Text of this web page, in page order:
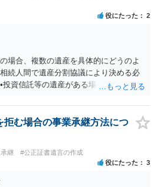
を受けた弁護士である場合には、兄の
りません。また、親族間で利害対立が
務や本人意思確認の観点から、委任状
示しないこともあり得ます。 公正証書
、生前にその存在や内容を誰に開示す
の意思による問題です。まずは、母親
」旨を明確に伝えてもらい、委任状の
て書面で回答を求めることが考えられ
には、母親本人の意思能力や真意、兄
て、別の弁護士に資料（遺言書案、委
との連絡履歴、兄とのやり取り等）を
思います。
役にたった 2
場合、複数の遺産を具体的にどうのよ
続人間で遺産分割協議により決める必
資信託等の遺産がある場合に、どの遺
ような分け方をするのか等について
より決める必要があります）。
拒む場合の事業承継方法につ
継 #公正証書遺言の作成
役にたった 3